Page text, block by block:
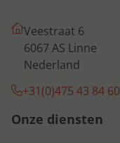
Veestraat 6
6067 AS Linne
Nederland
+31(0)475 43 84 60
Onze diensten